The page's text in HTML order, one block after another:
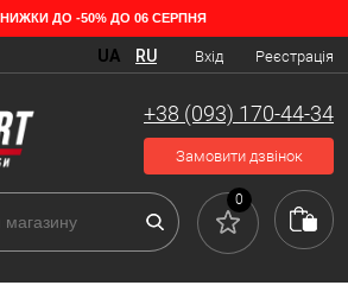
ДО -50% ДО 06 СЕРПНЯ
Вхід Реєстрація
UA RU
+38 (093) 170-44-34
Замовити дзвінок
0